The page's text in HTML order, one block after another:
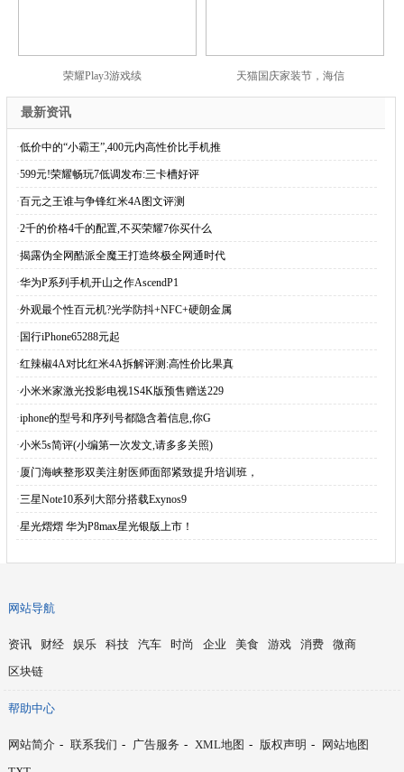
荣耀Play3游戏续 天猫国庆家装节，海信
最新资讯
·低价中的“小霸王”,400元内高性价比手机推
·599元!荣耀畅玩7低调发布:三卡槽好评
·百元之王谁与争锋红米4A图文评测
·2千的价格4千的配置,不买荣耀7你买什么
·揭露伪全网酷派全魔王打造终极全网通时代
·华为P系列手机开山之作AscendP1
·外观最个性百元机?光学防抖+NFC+硬朗金属
· 国行iPhone65288元起
·红辣椒4A对比红米4A拆解评测:高性价比果真
·小米米家激光投影电视1S4K版预售赠送229
·iphone的型号和序列号都隐含着信息,你G
·小米5s简评(小编第一次发文,请多多关照)
·厦门海峡整形双美注射医师面部紧致提升培训班，
·三星Note10系列大部分搭载Exynos9
·星光熠熠 华为P8max星光银版上市！
网站导航
资讯 财经 娱乐 科技 汽车 时尚 企业 美食 游戏 消费
微商
区块链
帮助中心
网站简介 - 联系我们 - 广告服务 - XML地图 - 版权声明 -
网站地图